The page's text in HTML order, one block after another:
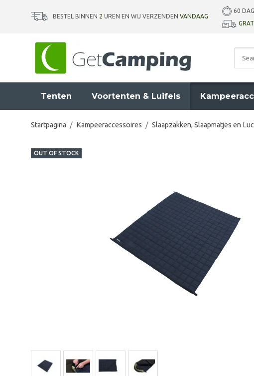
BESTEL BINNEN 2 UREN EN WIJ VERZENDEN VANDAAG
60
Tenten Voortenten & Luifels
Startpagina / Kampeeraccessoires / Slaapzakken, Slaapmatjes en
OUT OF STOCK